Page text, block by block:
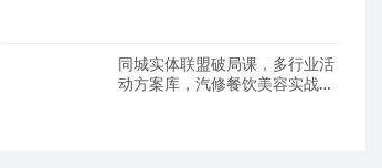
同城实体联盟破局课，多行业活
动方案库，汽修餐饮美容实战案